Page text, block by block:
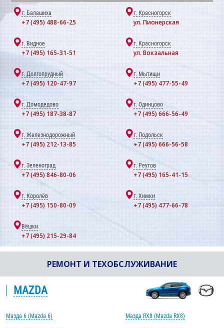
г. Балашиха
+7 (495) 488-66-25
г. Красногорск
ул. Пионерская
г. Видное
+7 (495) 165-31-51
г. Красногорск
ул. Вокзальная
г. Долгопрудный
+7 (495) 120-47-97
г. Мытищи
+7 (495) 477-55-49
г. Домодедово
+7 (495) 187-38-87
г. Одинцово
+7 (495) 666-56-49
г. Железнодорожный
+7 (495) 212-13-85
г. Подольск
+7 (495) 666-56-58
г. Зеленоград
+7 (495) 846-80-06
г. Реутов
+7 (495) 165-41-15
г. Королёв
+7 (495) 150-80-09
г. Химки
+7 (495) 477-66-78
Вёшки
+7 (495) 215-29-84
РЕМОНТ И ТЕХОБСЛУЖИВАНИЕ
MAZDA
Мазда 6 (Mazda 6) Мазда RX8 (Mazda RX8)